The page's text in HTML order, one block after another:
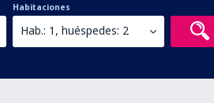
Habitaciones
Hab.: 1, huéspedes: 2